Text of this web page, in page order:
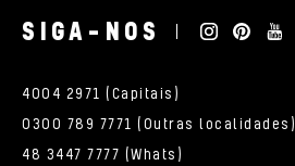
SIGA-NOS
4004 2971 (Capitais)
0300 789 7771 (Outras localidades)
48 3447 7777 (Whats)